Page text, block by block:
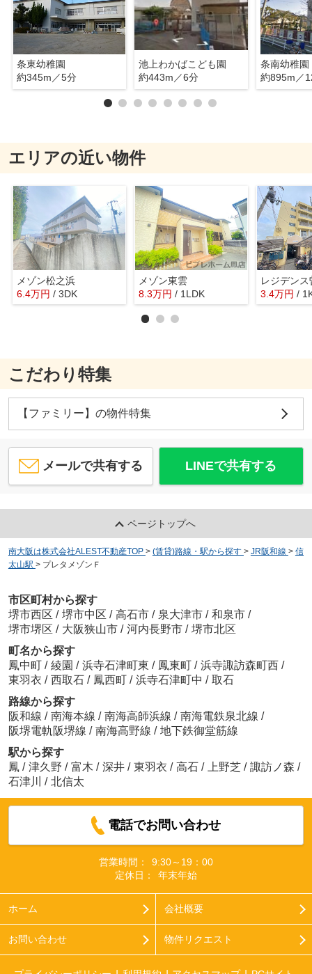
条東幼稚園
約345m／5分
池上わかばこども園
約443m／6分
条南幼稚園
約895m／
エリアの近い物件
メゾン松之浜
6.4万円 / 3DK
メゾン東雲
8.3万円 / 1LDK
レジデンス
3.4万円 /
こだわり特集
【ファミリー】の物件特集
メールで共有する LINEで共有する
ページトップへ
南大阪は株式会社ALEST不動産TOP > (賃貸)路線・駅から探す > JR阪和線 > 信
太山駅 > プレタメゾンＦ
市区町村から探す
堺市西区 / 堺市中区 / 高石市 / 泉大津市 / 和泉市 /
堺市堺区 / 大阪狭山市 / 河内長野市 / 堺市北区
町名から探す
鳳中町 / 綾園 / 浜寺石津町東 / 鳳東町 / 浜寺諏訪森町西 /
東羽衣 / 西取石 / 鳳西町 / 浜寺石津町中 / 取石
路線から探す
阪和線 / 南海本線 / 南海高師浜線 / 南海電鉄泉北線 /
阪堺電軌阪堺線 / 南海高野線 / 地下鉄御堂筋線
駅から探す
鳳 / 津久野 / 富木 / 深井 / 東羽衣 / 高石 / 上野芝 / 諏訪ノ森 /
石津川
/ 北信太
電話でお問い合わせ
営業時間：
9:30～19：00
定休日：
年末年始
ホーム 会社概要
お問い合わせ 物件リクエスト